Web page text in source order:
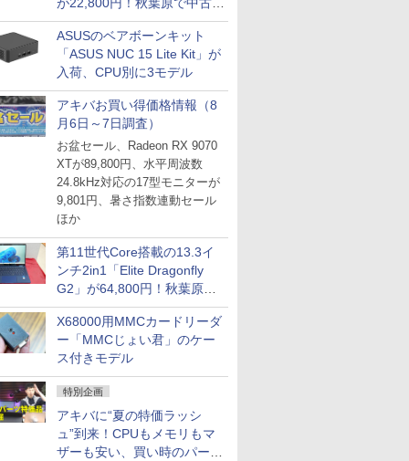
PCセール
ASUSのベアボーンキット
「ASUS NUC 15 Lite Kit」が
入荷、CPU別に3モデル
アキバお買い得価格情報（8
月6日～7日調査）
お盆セール、Radeon RX 9070
XTが89,800円、水平周波数
24.8kHz対応の17型モニターが
9,801円、暑さ指数連動セール
ほか
第11世代Core搭載の13.3イ
ンチ2in1「Elite Dragonfly
G2」が64,800円！秋葉原で
中古PCセール
X68000用MMCカードリーダ
ー「MMCじょい君」のケー
ス付きモデル
特別企画
アキバに“夏の特価ラッシ
ュ”到来！CPUもメモリもマ
ザーも安い、買い時のパーツ